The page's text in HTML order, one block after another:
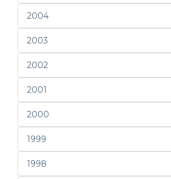
2004
2003
2002
2001
2000
1999
1998